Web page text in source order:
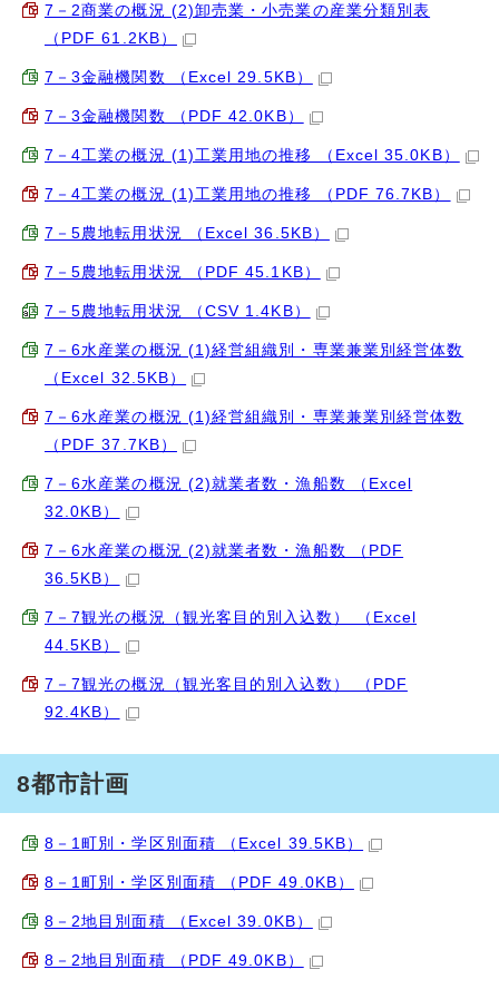
7－2商業の概況 (2)卸売業・小売業の産業分類別表
（PDF 61.2KB）
7－3金融機関数 （Excel 29.5KB）
7－3金融機関数 （PDF 42.0KB）
7－4工業の概況 (1)工業用地の推移 （Excel 35.0KB）
7－4工業の概況 (1)工業用地の推移 （PDF 76.7KB）
7－5農地転用状況 （Excel 36.5KB）
7－5農地転用状況 （PDF 45.1KB）
7－5農地転用状況 （CSV 1.4KB）
7－6水産業の概況 (1)経営組織別・専業兼業別経営体数
（Excel 32.5KB）
7－6水産業の概況 (1)経営組織別・専業兼業別経営体数
（PDF 37.7KB）
7－6水産業の概況 (2)就業者数・漁船数 （Excel
32.0KB）
7－6水産業の概況 (2)就業者数・漁船数 （PDF
36.5KB）
7－7観光の概況（観光客目的別入込数） （Excel
44.5KB）
7－7観光の概況（観光客目的別入込数） （PDF
92.4KB）
8都市計画
8－1町別・学区別面積 （Excel 39.5KB）
8－1町別・学区別面積 （PDF 49.0KB）
8－2地目別面積 （Excel 39.0KB）
8－2地目別面積 （PDF 49.0KB）